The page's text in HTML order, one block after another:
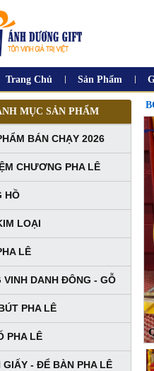
Trang Chủ Sản Phẩm
MỤC SẢN PHẨM
BÁN CHẠY 2026
CHƯƠNG PHA LÊ
HỒ
LOẠI
LÊ
VINH DANH ĐÔNG - GỖ
PHA LÊ
PHA LÊ
GIẤY - ĐỂ BÀN PHA LÊ